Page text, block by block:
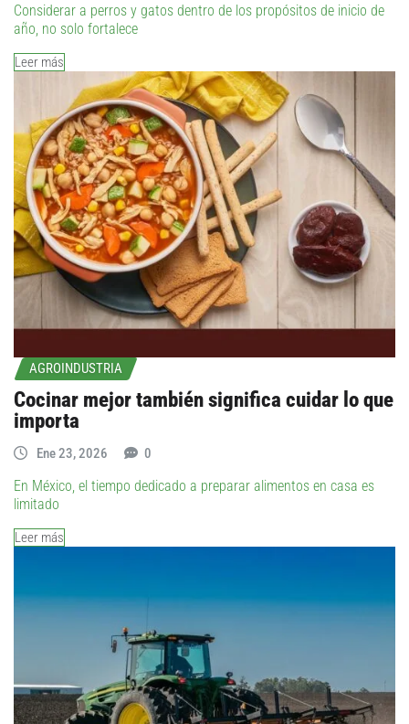
Considerar a perros y gatos dentro de los propósitos de inicio de
año, no solo fortalece
Leer más
AGROINDUSTRIA
Cocinar mejor también significa cuidar lo que
importa
Ene 23, 2026 0
En México, el tiempo dedicado a preparar alimentos en casa es
limitado
Leer más